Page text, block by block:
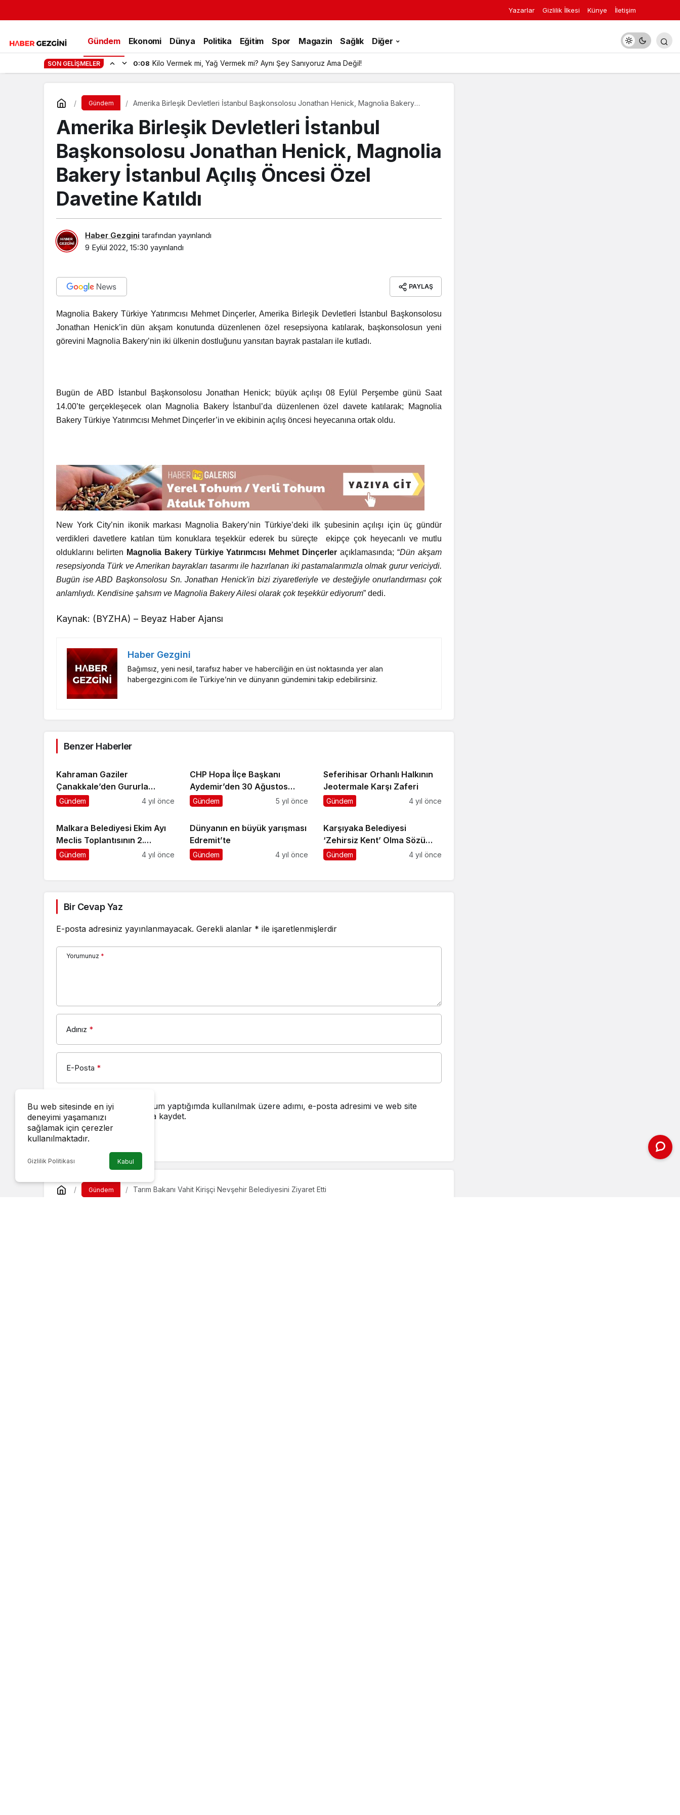
Yazarlar Gizlilik İlkesi Künye İletişim
Gündem Ekonomi Dünya Politika Eğitim Spor Magazin Sağlık Diğer
SON GELIŞMELER 0:08 Kilo Vermek mi, Yağ Vermek mi? Aynı Şey Sanıyoruz Ama Değil!
Gündem
Amerika Birleşik Devletleri İstanbul Başkonsolosu Jonathan Henick, Magnolia Bakery
Amerika Birleşik Devletleri İstanbul
Başkonsolosu Jonathan Henick, Magnolia
Bakery İstanbul Açılış Öncesi Özel
Davetine Katıldı
Haber Gezgini tarafından yayınlandı
9 Eylül 2022, 15:30 yayınlandı
PAYLAŞ
Magnolia Bakery Türkiye Yatırımcısı Mehmet Dinçerler, Amerika Birleşik Devletleri İstanbul Başkonsolosu
Jonathan Henick’in dün akşam konutunda düzenlenen özel resepsiyona katılarak, başkonsolosun yeni
görevini Magnolia Bakery’nin iki ülkenin dostluğunu yansıtan bayrak pastaları ile kutladı.
Bugün de ABD İstanbul Başkonsolosu Jonathan Henick; büyük açılışı 08 Eylül Perşembe günü Saat
14.00’te gerçekleşecek olan Magnolia Bakery İstanbul’da düzenlenen özel davete katılarak; Magnolia
Bakery Türkiye Yatırımcısı Mehmet Dinçerler’in ve ekibinin açılış öncesi heyecanına ortak oldu.
New York City’nin ikonik markası Magnolia Bakery’nin Türkiye’deki ilk şubesinin açılışı için üç gündür
verdikleri davetlere katılan tüm konuklara teşekkür ederek bu süreçte ekipçe çok heyecanlı ve mutlu
olduklarını belirten Magnolia Bakery Türkiye Yatırımcısı Mehmet Dinçerler açıklamasında; “Dün akşam
resepsiyonda Türk ve Amerikan bayrakları tasarımı ile hazırlanan iki pastamalarımızla olmak gurur vericiydi.
Bugün ise ABD Başkonsolosu Sn. Jonathan Henick'in bizi ziyaretleriyle ve desteğiyle onurlandırması çok
anlamlıydı. Kendisine şahsım ve Magnolia Bakery Ailesi olarak çok teşekkür ediyorum” dedi.
Kaynak: (BYZHA) – Beyaz Haber Ajansı
Haber Gezgini
Bağımsız, yeni nesil, tarafsız haber ve haberciliğin en üst noktasında yer alan
habergezgini.com ile Türkiye’nin ve dünyanın gündemini takip edebilirsiniz.
Benzer Haberler
Kahraman Gaziler
Çanakkale’den Gururla
Döndü
Gündem 4 yıl önce
CHP Hopa İlçe Başkanı
Aydemir’den 30 Ağustos
Mesajı
Gündem 5 yıl önce
Seferihisar Orhanlı Halkının
Jeotermale Karşı Zaferi
Gündem 4 yıl önce
Malkara Belediyesi Ekim Ayı
Meclis Toplantısının 2.
Birleşimi Gerçekleştirildi
Gündem 4 yıl önce
Dünyanın en büyük yarışması
Edremit’te
Gündem 4 yıl önce
Karşıyaka Belediyesi
‘Zehirsiz Kent’ Olma Sözü
Verdi
Gündem 4 yıl önce
Bir Cevap Yaz
E-posta adresiniz yayınlanmayacak. Gerekli alanlar * ile işaretlenmişlerdir
Yorumunuz *
Adınız *
E-Posta *
Bir dahaki sefere yorum yaptığımda kullanılmak üzere adımı, e-posta adresimi ve web site
adresimi bu tarayıcıya kaydet.
YORUM GÖNDER
Gündem Tarım Bakanı Vahit Kirişçi Nevşehir Belediyesini Ziyaret Etti
Bu web sitesinde en iyi
deneyimi yaşamanızı
sağlamak için çerezler
kullanılmaktadır.
Gizlilik Politikası Kabul